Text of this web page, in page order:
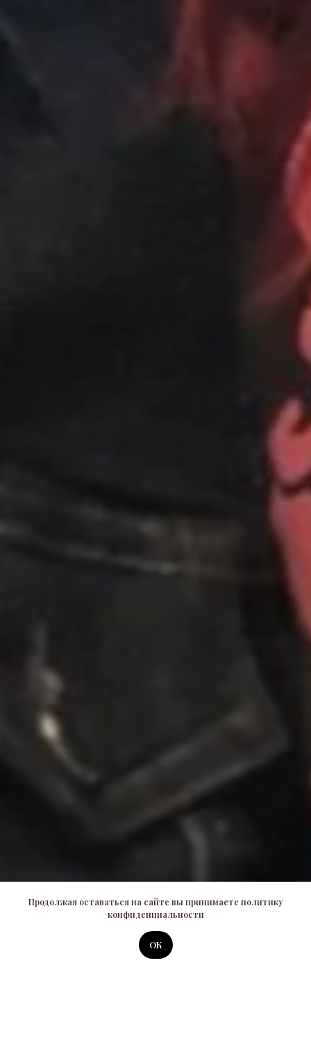
Продолжая оставаться на сайте вы принимаете политику
конфиденциальности
ОК